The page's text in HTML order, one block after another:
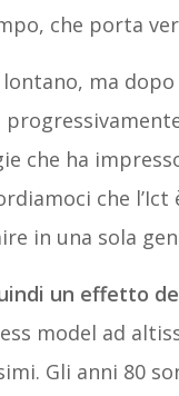
che porta
ma
che ha
che
in una sola
un effetto
model ad
Gli anni 80